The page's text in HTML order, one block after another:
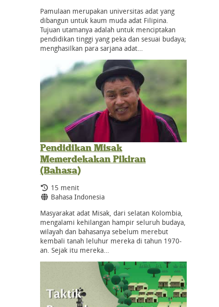
Pamulaan merupakan universitas adat yang
dibangun untuk kaum muda adat Filipina.
Tujuan utamanya adalah untuk menciptakan
pendidikan tinggi yang peka dan sesuai budaya;
menghasilkan para sarjana adat…
Pendidikan Misak
Memerdekakan Pikiran
(Bahasa)
Durasi:
15 menit
Bahasa:
Bahasa Indonesia
Masyarakat adat Misak, dari selatan Kolombia,
mengalami kehilangan hampir seluruh budaya,
wilayah dan bahasanya sebelum merebut
kembali tanah leluhur mereka di tahun 1970-
an. Sejak itu mereka…